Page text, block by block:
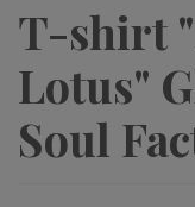
T-shirt
Lotus"
Soul